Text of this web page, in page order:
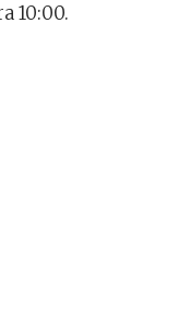
10:00.